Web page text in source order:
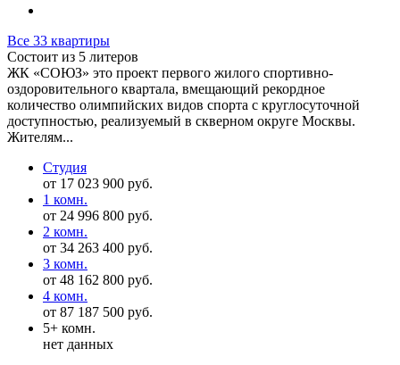
Все 33 квартиры
Состоит из 5 литеров
ЖК «СОЮЗ» это проект первого жилого спортивно-
оздоровительного квартала, вмещающий рекордное
количество олимпийских видов спорта с круглосуточной
доступностью, реализуемый в скверном округе Москвы.
Жителям...
Студия
от 17 023 900 руб.
1 комн.
от 24 996 800 руб.
2 комн.
от 34 263 400 руб.
3 комн.
от 48 162 800 руб.
4 комн.
от 87 187 500 руб.
5+ комн.
нет данных